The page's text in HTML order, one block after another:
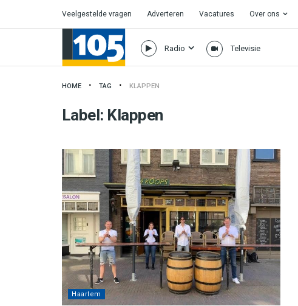
Veelgestelde vragen Adverteren Vacatures Over ons
Radio Televisie
HOME TAG KLAPPEN
Label: Klappen
Haarlem